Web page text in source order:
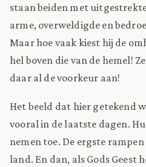
staan beiden met
arme, overweldigde en
Maar hoe vaak kiest hij de
hel boven die van de hemel!
daar al de voorkeur aan!
Het beeld dat hier getekend
vooral in de laatste dagen.
nemen toe. De ergste
land. En dan, als Gods Geest